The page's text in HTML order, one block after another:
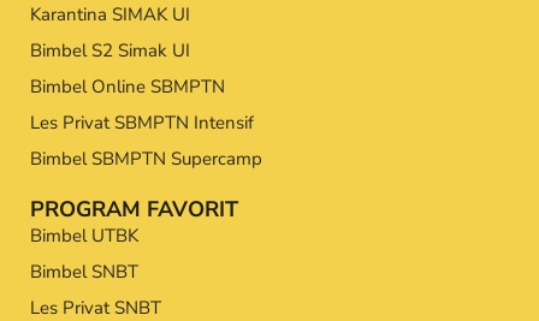
Karantina SIMAK UI
Bimbel S2 Simak UI
Bimbel Online SBMPTN
Les Privat SBMPTN Intensif
Bimbel SBMPTN Supercamp
PROGRAM FAVORIT
Bimbel UTBK
Bimbel SNBT
Les Privat SNBT